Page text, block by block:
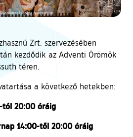
Zrt. szervezésében
kezdődik az Adventi Örömök
téren.
a következő hetekben:
tól 20:00 óráig
14:00-től 20:00 óráig